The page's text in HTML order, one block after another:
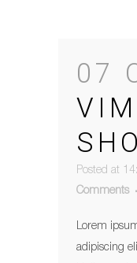
07
Posted at
Comments
Lorem
adipiscing